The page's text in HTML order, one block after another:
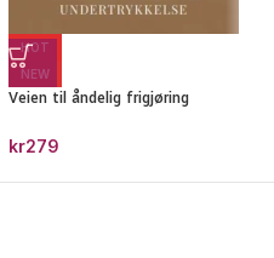
HOT
NEW
Veien til åndelig frigjøring
kr279